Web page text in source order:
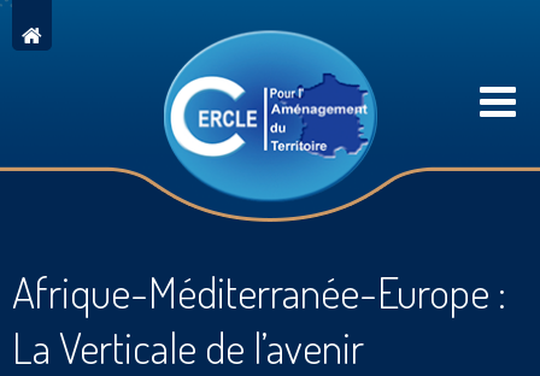
Afrique-Méditerranée-Europe :
La Verticale de l’avenir